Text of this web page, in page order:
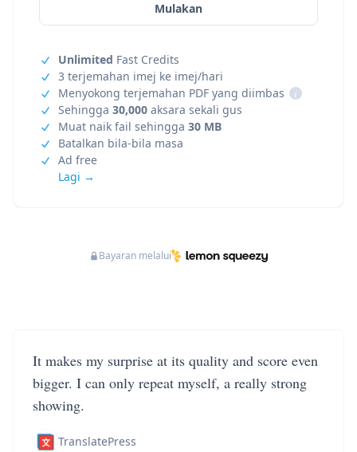
Mulakan
Unlimited Fast Credits
3 terjemahan imej ke imej/hari
Menyokong terjemahan PDF yang diimbas
i
Sehingga 30,000 aksara sekali gus
Muat naik fail sehingga 30 MB
Batalkan bila-bila masa
Ad free
Lagi →
Bayaran melalui
It makes my surprise at its quality and score even
bigger. I can only repeat myself, a really strong
showing.
TranslatePress